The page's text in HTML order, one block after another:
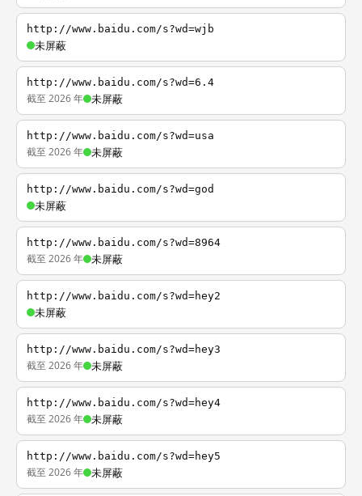
http://www.baidu.com/s?wd=wjb
未屏蔽
http://www.baidu.com/s?wd=6.4
截至 2026 年 未屏蔽
http://www.baidu.com/s?wd=usa
截至 2026 年 未屏蔽
http://www.baidu.com/s?wd=god
未屏蔽
http://www.baidu.com/s?wd=8964
截至 2026 年 未屏蔽
http://www.baidu.com/s?wd=hey2
未屏蔽
http://www.baidu.com/s?wd=hey3
截至 2026 年 未屏蔽
http://www.baidu.com/s?wd=hey4
截至 2026 年 未屏蔽
http://www.baidu.com/s?wd=hey5
截至 2026 年 未屏蔽